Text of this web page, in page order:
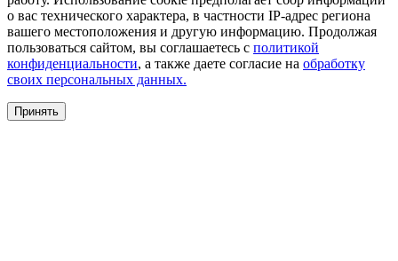
о вас технического характера, в частности IP-адрес региона
вашего местоположения и другую информацию. Продолжая
пользоваться сайтом, вы соглашаетесь с политикой
конфиденциальности, а также даете согласие на обработку
своих персональных данных.
Принять